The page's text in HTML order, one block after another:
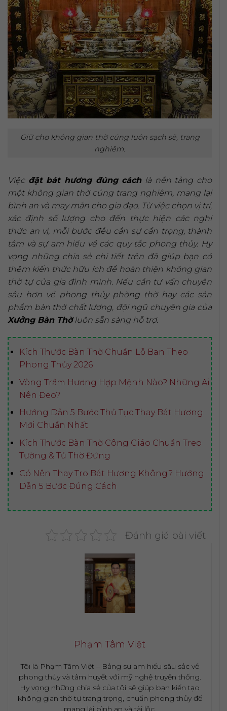
Giữ cho không gian thờ cúng luôn sạch sẽ, trang
nghiêm.
Việc đặt bát hương đúng cáchlà nền tảng cho
một không gian thờ cúng trang nghiêm, mang lại
bình an và may mắn cho gia đạo. Từ việc chọn vị trí,
xác định số lượng cho đến thực hiện các nghi
thức an vị, mỗi bước đều cần sự cẩn trọng, thành
tâm và sự am hiểu về các quy tắc phong thủy. Hy
vọng những chia sẻ chi tiết trên đã giúp bạn có
thêm kiến thức hữu ích để hoàn thiện không gian
thờ tự của gia đình mình. Nếu cần tư vấn chuyên
sâu hơn về phong thủy phòng thờ hay các sản
phẩm bàn thờ chất lượng, đội ngũ chuyên gia của
Xưởng Bàn Thờluôn sẵn sàng hỗ trợ.
Kích Thước Bàn Thờ Chuẩn Lỗ Ban Theo
Phong Thủy 2026
Vòng Trầm Hương Hợp Mệnh Nào? Những Ai
Nên Đeo?
Hướng Dẫn 5 Bước Thủ Tục Thay Bát Hương
Mới Chuẩn Nhất
Kích Thước Bàn Thờ Công Giáo Chuẩn Treo
Tường & Tủ Thờ Đứng
Có Nên Thay Tro Bát Hương Không? Hướng
Dẫn 5 Bước Đúng Cách
Đánh giá bài viết
Phạm Tâm Việt
Tôi là Phạm Tâm Việt – Bằng sự am hiểu sâu sắc về
phong thủy và tâm huyết với mỹ nghệ truyền thống.
Hy vọng những chia sẻ của tôi sẽ giúp bạn kiến tạo
không gian thờ tự trang trọng, chuẩn phong thủy để
mang lại bình an và tài lộc.